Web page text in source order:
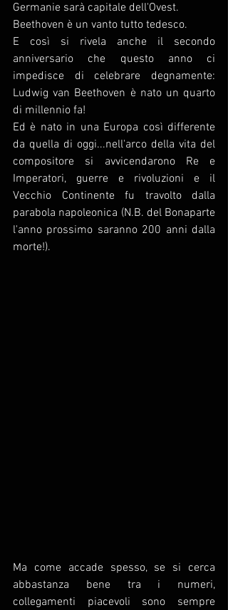
Germanie sarà capitale dell'Ovest.
Beethoven è un vanto tutto tedesco.
E così si rivela anche il secondo
anniversario che questo anno ci
impedisce di celebrare degnamente:
Ludwig van Beethoven è nato un quarto
di millennio fa!
Ed è nato in una Europa così differente
da quella di oggi...nell'arco della vita del
compositore si avvicendarono Re e
Imperatori, guerre e rivoluzioni e il
Vecchio Continente fu travolto dalla
parabola napoleonica (N.B. del Bonaparte
l'anno prossimo saranno 200 anni dalla
morte!).
Ma come accade spesso, se si cerca
abbastanza bene tra i numeri,
collegamenti piacevoli sono sempre